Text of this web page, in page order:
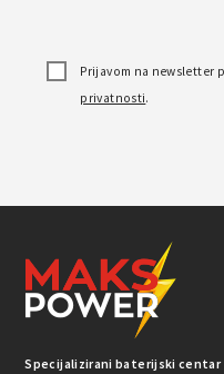
Prijavom na newsletter
privatnosti.
Specijalizirani baterijski centar